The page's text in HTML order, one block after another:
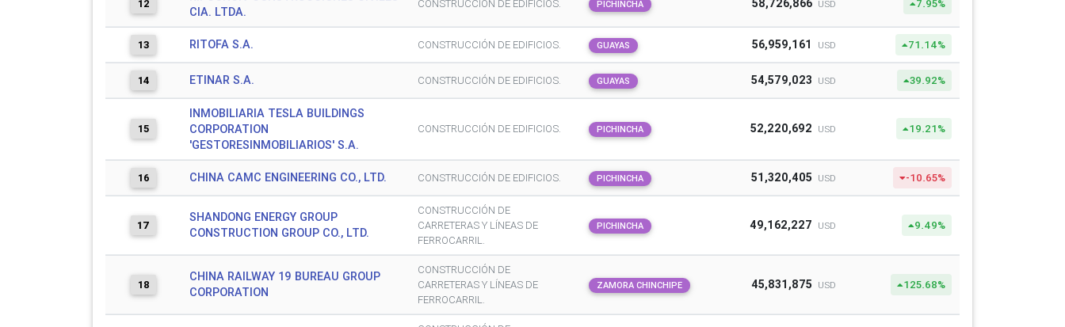
12
CIA. LTDA.
CONSTRUCCIÓN DE EDIFICIOS. PICHINCHA 58,726,866 USD 7.95%
13 RITOFA S.A. CONSTRUCCIÓN DE EDIFICIOS. GUAYAS 56,959,161 USD 71.14%
14 ETINAR S.A. CONSTRUCCIÓN DE EDIFICIOS. GUAYAS 54,579,023 USD 39.92%
15
INMOBILIARIA TESLA BUILDINGS
CORPORATION
'GESTORESINMOBILIARIOS' S.A.
CONSTRUCCIÓN DE EDIFICIOS. PICHINCHA 52,220,692 USD 19.21%
16 CHINA CAMC ENGINEERING CO., LTD. CONSTRUCCIÓN DE EDIFICIOS. PICHINCHA 51,320,405 USD -10.65%
17
SHANDONG ENERGY GROUP
CONSTRUCTION GROUP CO., LTD.
CONSTRUCCIÓN DE
CARRETERAS Y LÍNEAS DE
FERROCARRIL.
PICHINCHA 49,162,227 USD 9.49%
18
CHINA RAILWAY 19 BUREAU GROUP
CORPORATION
CONSTRUCCIÓN DE
CARRETERAS Y LÍNEAS DE
FERROCARRIL.
ZAMORA CHINCHIPE 45,831,875 USD 125.68%